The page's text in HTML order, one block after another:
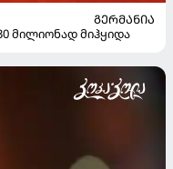
ᲒᲔᲠᲛᲐᲜᲘᲐ
მილიონად მიჰყიდა